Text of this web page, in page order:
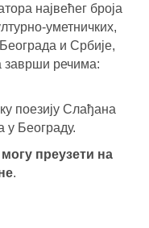
највећег броја
уметничких,
и Србије,
заврши речима:
поезију Слађана
Београду.
преузети на
.